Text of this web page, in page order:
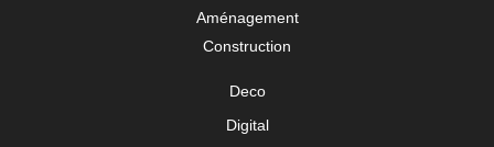
Aménagement
Construction
Deco
Digital